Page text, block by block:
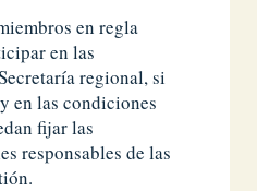
en regla
en las
regional, si
en las condiciones
fijar las
responsables de las